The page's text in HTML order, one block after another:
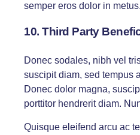
semper eros dolor in metus.
10. Third Party
Donec sodales, nibh vel
suscipit diam, sed tempus
Donec dolor magna,
porttitor hendrerit diam.
Quisque eleifend arcu ac